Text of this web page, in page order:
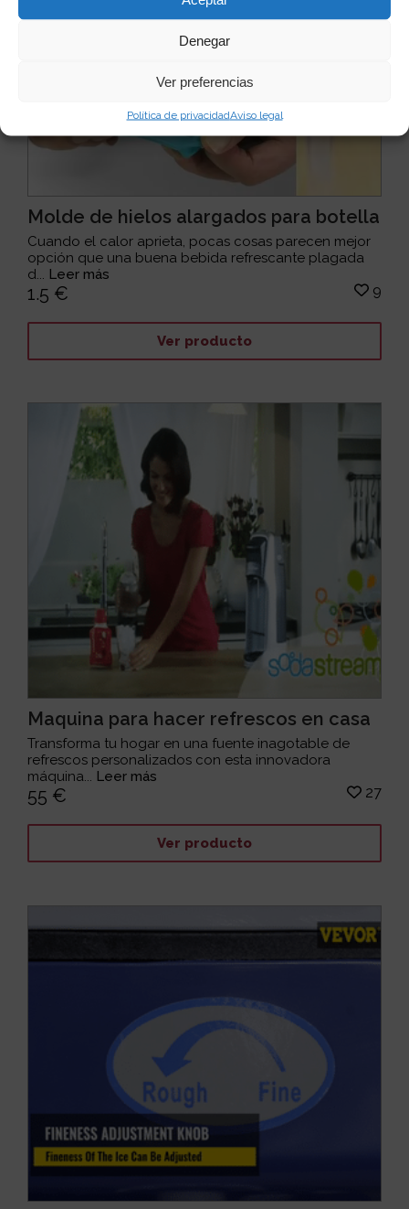
Denegar
Ver preferencias
Política de privacidadAviso legal
Molde de hielos alargados para botella
Cuando el calor aprieta, pocas cosas parecen mejor
opción que una buena bebida refrescante plagada
d... Leer más
1.5 € 9
Ver producto
Maquina para hacer refrescos en casa
Transforma tu hogar en una fuente inagotable de
refrescos personalizados con esta innovadora
máquina... Leer más
55 € 27
Ver producto